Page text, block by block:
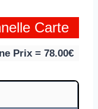
Carte
Prix = 78.00€